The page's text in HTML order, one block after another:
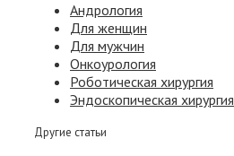
Андрология
Для женщин
Для мужчин
Онкоурология
Роботическая хирургия
Эндоскопическая хирургия
Другие статьи